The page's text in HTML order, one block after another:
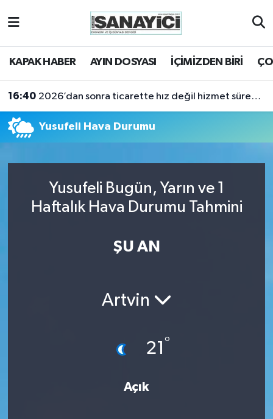
KAPAK HABER AYIN DOSYASI İÇİMİZDEN BİRİ
16:40 2026’dan sonra ticarette hız değil hizmet sürekliliği öne çıkacak
Yusufeli Hava Durumu
Yusufeli Bugün, Yarın ve 1
Haftalık Hava Durumu Tahmini
ŞU AN
Artvin
21 °
Açık
Tekirdağ Nöbetçi Eczaneler
Tüm Manşetler